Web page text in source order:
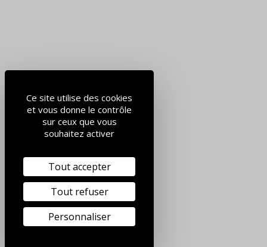
Ce site utilise des cookies
et vous donne le contrôle
sur ceux que vous
souhaitez activer
Tout accepter
Tout refuser
Personnaliser